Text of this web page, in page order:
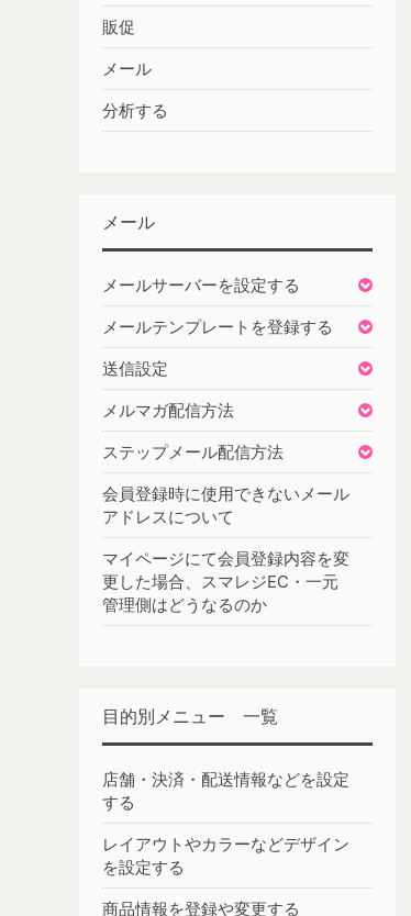
販促
メール
分析する
メール
メールサーバーを設定する
メールテンプレートを登録する
送信設定
メルマガ配信方法
ステップメール配信方法
会員登録時に使用できないメール
アドレスについて
マイページにて会員登録内容を変
更した場合、スマレジEC・一元
管理側はどうなるのか
目的別メニュー 一覧
店舗・決済・配送情報などを設定
する
レイアウトやカラーなどデザイン
を設定する
商品情報を登録や変更する